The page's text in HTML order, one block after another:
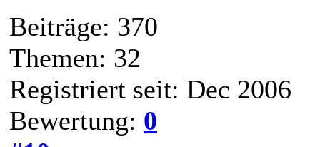
Beiträge: 370
Themen: 32
Registriert seit: Dec 2006
Bewertung: 0